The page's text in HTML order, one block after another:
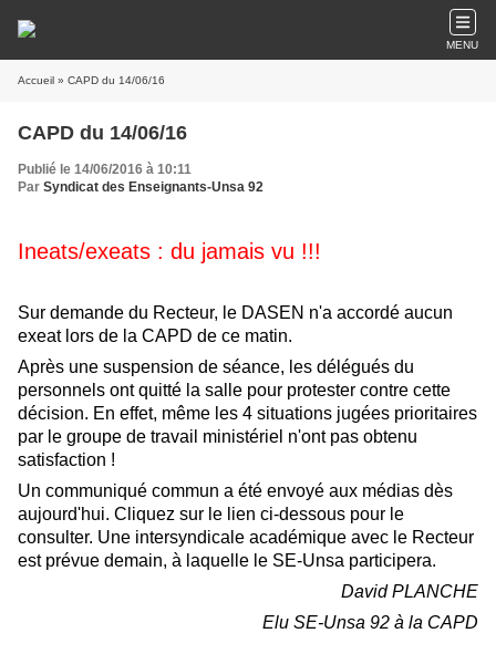
MENU
Accueil » CAPD du 14/06/16
CAPD du 14/06/16
Publié le 14/06/2016 à 10:11
Par Syndicat des Enseignants-Unsa 92
Ineats/exeats : du jamais vu !!!
Sur demande du Recteur, le DASEN n'a accordé aucun
exeat lors de la CAPD de ce matin.
Après une suspension de séance, les délégués du
personnels ont quitté la salle pour protester contre cette
décision. En effet, même les 4 situations jugées prioritaires
par le groupe de travail ministériel n'ont pas obtenu
satisfaction !
Un communiqué commun a été envoyé aux médias dès
aujourd'hui. Cliquez sur le lien ci-dessous pour le
consulter. Une intersyndicale académique avec le Recteur
est prévue demain, à laquelle le SE-Unsa participera.
David PLANCHE
Elu SE-Unsa 92 à la CAPD